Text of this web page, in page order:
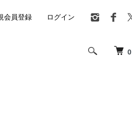
0
会員登録 ログイン